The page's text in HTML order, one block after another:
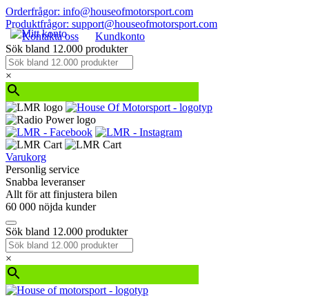
Orderfrågor: info@houseofmotorsport.com
Produktfrågor: support@houseofmotorsport.com
Kontakta oss
Kundkonto
Sök bland 12.000 produkter
×
Varukorg
Personlig service
Snabba leveranser
Allt för att finjustera bilen
60 000 nöjda kunder
Sök bland 12.000 produkter
×